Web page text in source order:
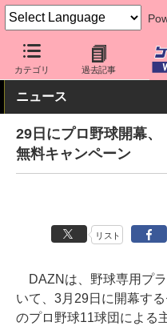
カテゴリ 過去記事
ケータイ Watch アプリ・サ
ニュース
29日にプロ野球開幕
無料キャンペーン
リスト
DAZNは、野球専用プ
いて、3月29日に開幕す
のプロ野球11球団による